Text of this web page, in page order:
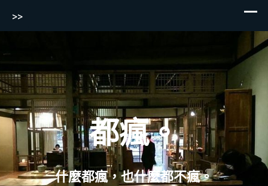
to
content
>>
都瘋。
什麼都瘋，也什麼都不瘋。